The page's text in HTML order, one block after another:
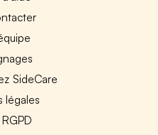
SideCare
légales